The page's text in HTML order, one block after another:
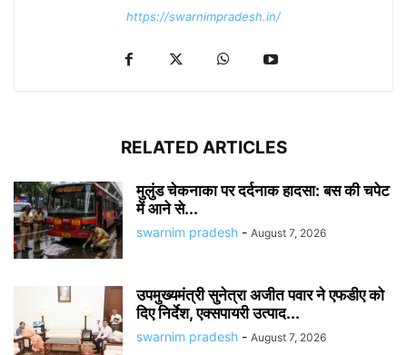
https://swarnimpradesh.in/
RELATED ARTICLES
मुलुंड चेकनाका पर दर्दनाक हादसा: बस की चपेट
में आने से...
swarnim pradesh - August 7, 2026
उपमुख्यमंत्री सुनेत्रा अजीत पवार ने एफडीए को
दिए निर्देश, एक्सपायरी उत्पाद...
swarnim pradesh - August 7, 2026